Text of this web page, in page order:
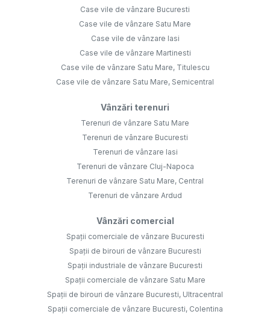
Case vile de vânzare Bucuresti
Case vile de vânzare Satu Mare
Case vile de vânzare Iasi
Case vile de vânzare Martinesti
Case vile de vânzare Satu Mare, Titulescu
Case vile de vânzare Satu Mare, Semicentral
Vânzări terenuri
Terenuri de vânzare Satu Mare
Terenuri de vânzare Bucuresti
Terenuri de vânzare Iasi
Terenuri de vânzare Cluj-Napoca
Terenuri de vânzare Satu Mare, Central
Terenuri de vânzare Ardud
Vânzări comercial
Spații comerciale de vânzare Bucuresti
Spații de birouri de vânzare Bucuresti
Spații industriale de vânzare Bucuresti
Spații comerciale de vânzare Satu Mare
Spații de birouri de vânzare Bucuresti, Ultracentral
Spații comerciale de vânzare Bucuresti, Colentina